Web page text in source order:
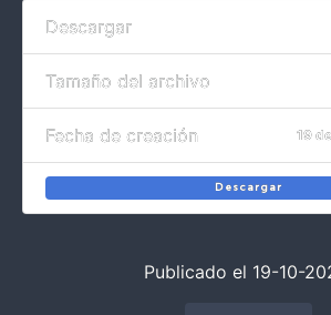
Descargar
Tamaño del archivo
Fecha de creación 19
Descargar
Publicado el 19-10-